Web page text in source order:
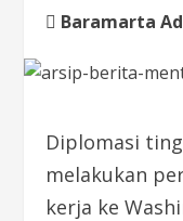
Baramarta
Diplomasi
melakukan
kerja ke